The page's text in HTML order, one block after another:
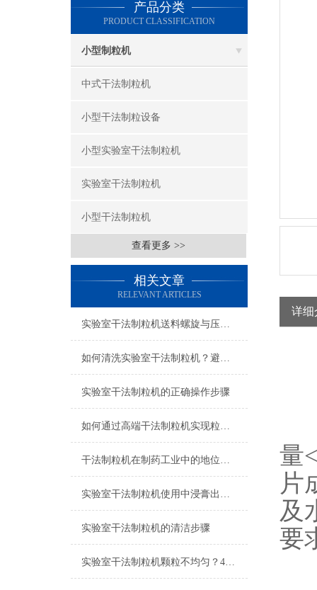
产品分类
PRODUCT CLASSIFICATION
小型制粒机
中式干法制粒机
小型干法制粒设备
小型实验室干法制粒机
实验室干法制粒机
小型干法制粒机
查看更多 >>
相关文章
RELEVANT ARTICLES
实验室干法制粒机送料螺旋与压轮间隙的精准调节方法
如何清洗实验室干法制粒机？避免交叉污染的有效方法
实验室干法制粒机的正确操作步骤
如何通过高端干法制粒机实现粒径均匀度的准确调控？
干法制粒机在制药工业中的地位与作用
实验室干法制粒机使用中浸膏出现问题怎么解决呢？
实验室干法制粒机的清洁步骤
实验室干法制粒机颗粒不均匀？4 个常见原因及解决办法
详细
量
片
及
要